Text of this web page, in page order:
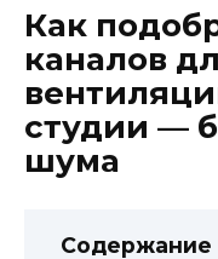
Как
каналов
студии —
шума
Содержание